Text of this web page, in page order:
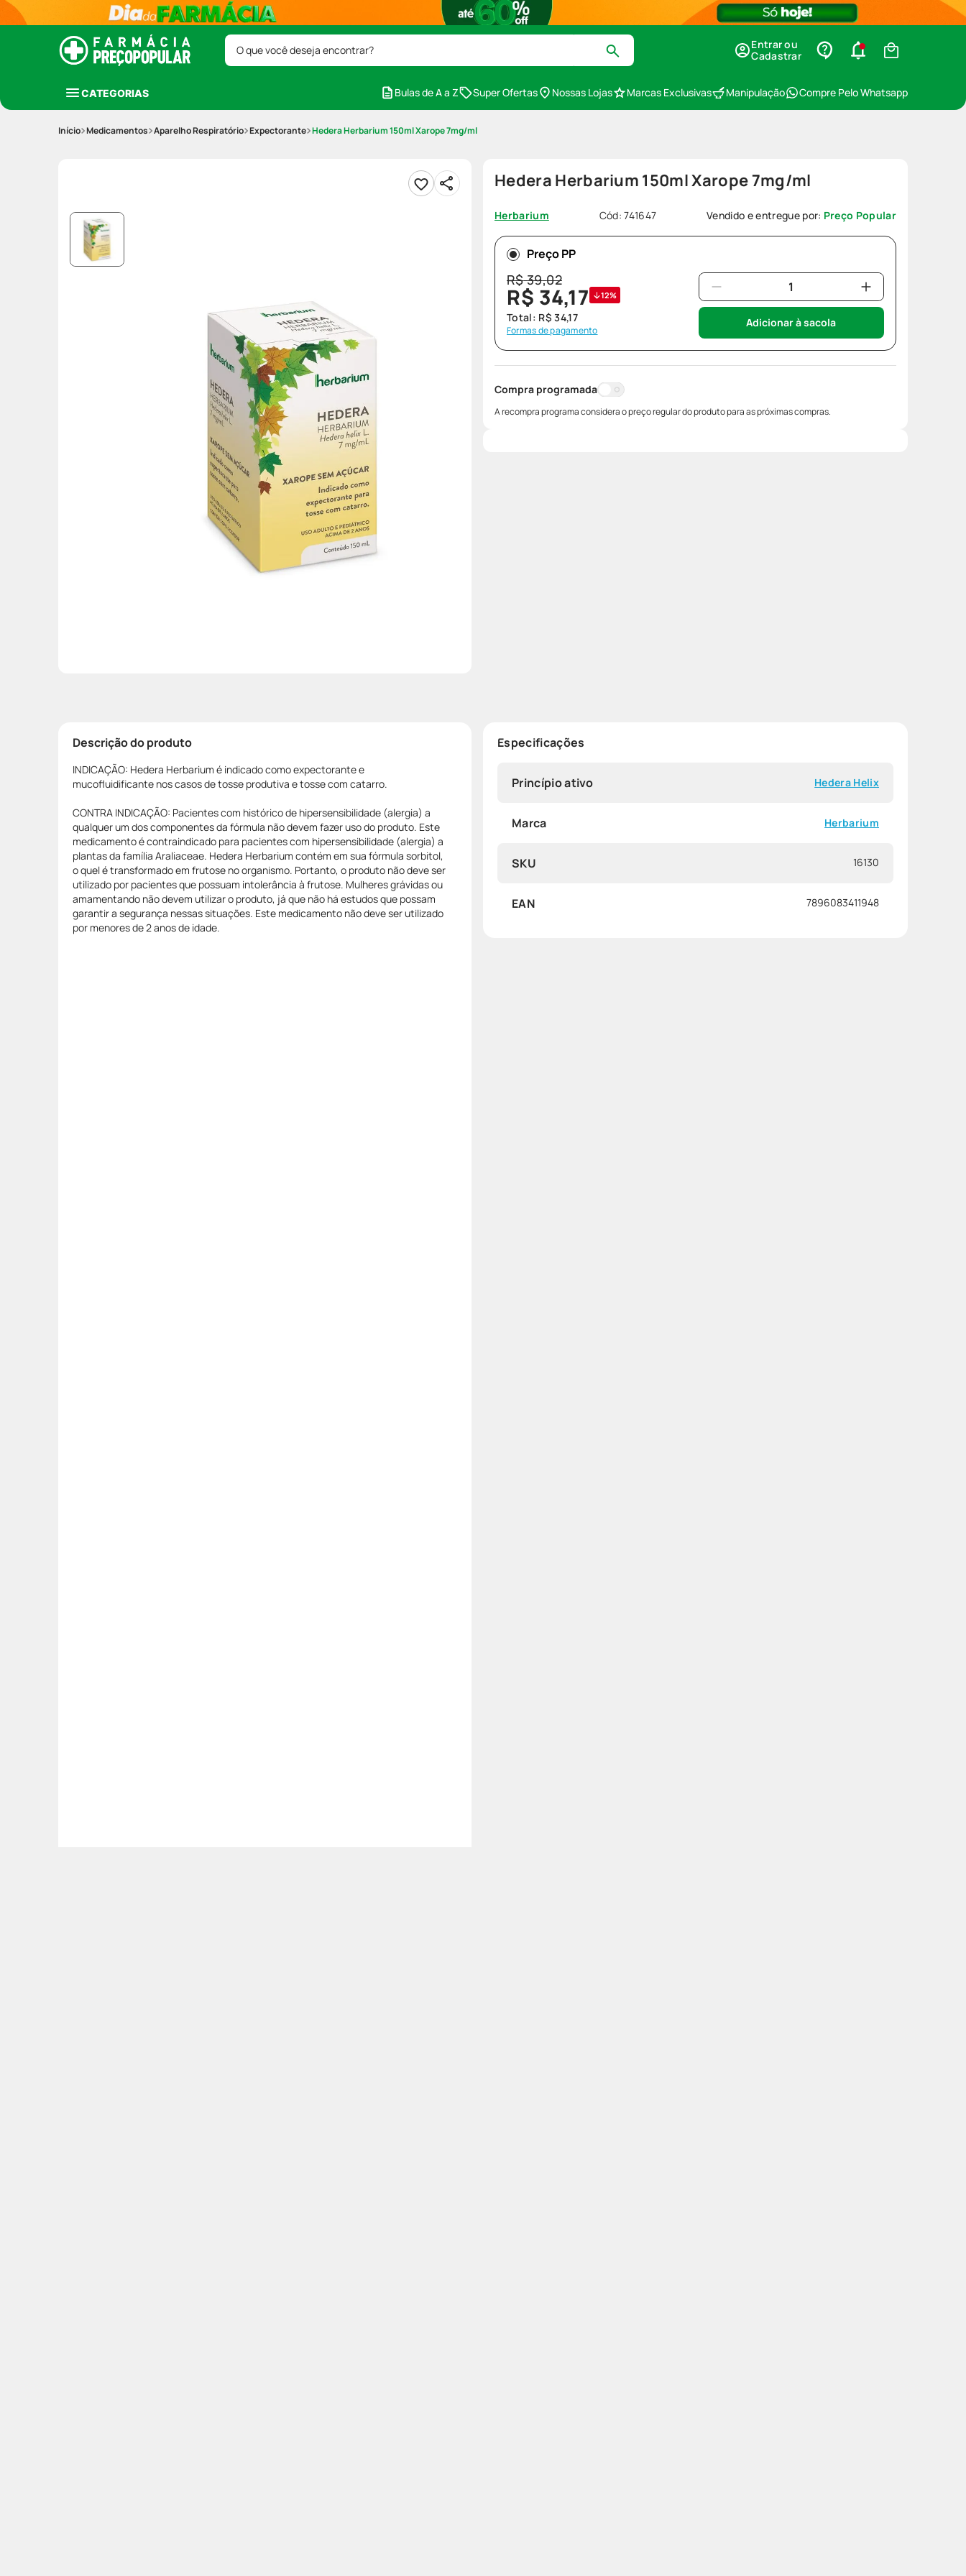
O que você deseja encontrar?
Entrar ou
Cadastrar
CATEGORIAS Bulas de A a Z Super Ofertas Nossas Lojas Marcas Exclusivas Manipulação Compre Pelo Whatsapp
Medicamentos Aparelho Respiratório Expectorante Hedera Herbarium 150ml Xarope 7mg/ml
Hedera Herbarium 150ml Xarope 7mg/ml
Herbarium Cód:741647 Vendido e entregue por: Preço Popular
Preço PP
R$39,02
R$ 34,17 12%
Total: R$ 34,17
Formas de pagamento
Adicionar à sacola
Compra programada
A recompra programa considera o preço regular do produto para as próximas compras.
Descrição do produto
INDICAÇÃO: Hedera Herbarium é indicado como expectorante e
mucofluidificante nos casos de tosse produtiva e tosse com catarro.
CONTRA INDICAÇÃO: Pacientes com histórico de hipersensibilidade (alergia) a
qualquer um dos componentes da fórmula não devem fazer uso do produto. Este
medicamento é contraindicado para pacientes com hipersensibilidade (alergia) a
plantas da família Araliaceae. Hedera Herbarium contém em sua fórmula sorbitol,
o quel é transformado em frutose no organismo. Portanto, o produto não deve ser
utilizado por pacientes que possuam intolerância à frutose. Mulheres grávidas ou
amamentando não devem utilizar o produto, já que não há estudos que possam
garantir a segurança nessas situações. Este medicamento não deve ser utilizado
por menores de 2 anos de idade.
Especificações
Princípio ativo Hedera Helix
Marca Herbarium
SKU 16130
EAN 7896083411948